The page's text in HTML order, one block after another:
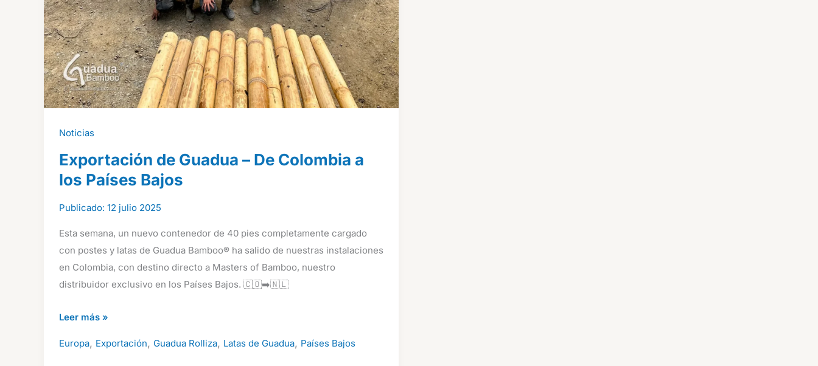
Noticias
Exportación de Guadua – De Colombia a
los Países Bajos
12 julio 2025
Esta semana, un nuevo contenedor de 40 pies completamente cargado
con postes y latas de Guadua Bamboo® ha salido de nuestras instalaciones
en Colombia, con destino directo a Masters of Bamboo, nuestro
distribuidor exclusivo en los Países Bajos. 🇨🇴➡️🇳🇱
Exportación
Guadua
Leer más »
Europa, Exportación, Guadua Rolliza, Latas de Guadua, Países Bajos